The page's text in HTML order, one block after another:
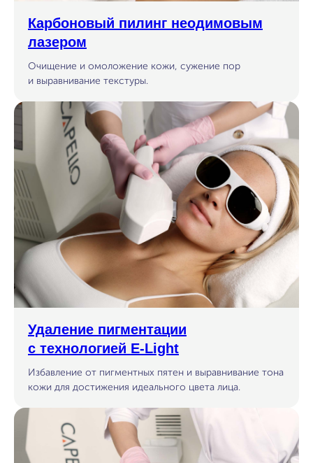
Карбоновый пилинг неодимовым
лазером
Очищение и омоложение кожи, сужение пор
и выравнивание текстуры.
Удаление пигментации
с технологией E-Light
Избавление от пигментных пятен и выравнивание тона
кожи для достижения идеального цвета лица.